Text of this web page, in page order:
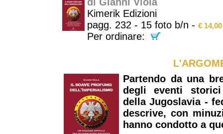
Kimerik Edizioni
pagg. 232 - 15 foto b/n - € 14,00
Per ordinare:
Partendo da una
degli eventi
della Jugoslavia -
descrive, con
hanno condotto a